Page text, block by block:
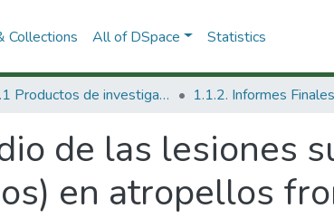
Collections All of DSpace Statistics
1.1 Productos de investigación 1.1.2. Informes Finales
de las lesiones
en atropellos